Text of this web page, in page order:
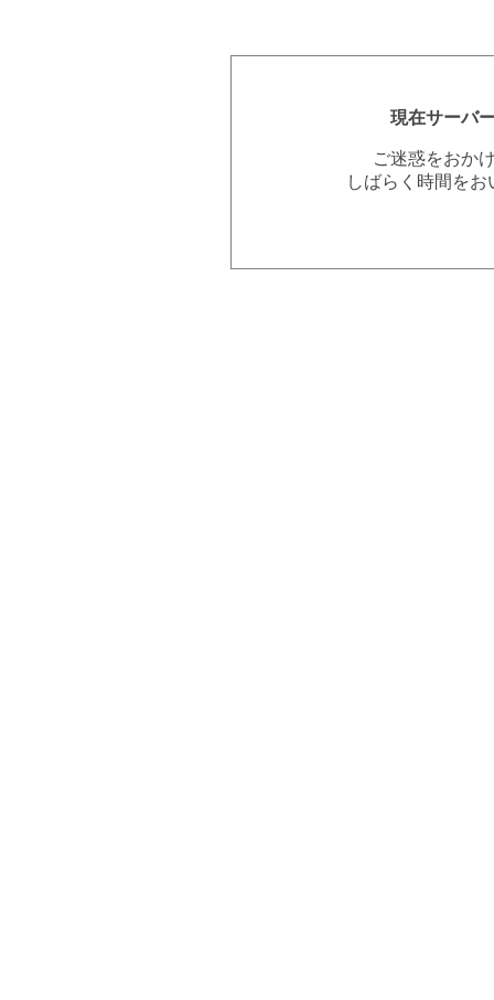
現在サーバ
ご迷惑をおか
しばらく時間を